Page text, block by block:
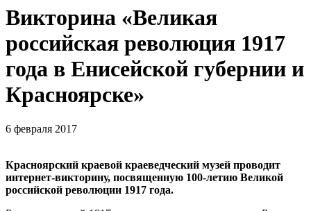
Викторина «Великая
российская революция 1917
года в Енисейской губернии и
Красноярске»
6 февраля 2017
Красноярский краевой краеведческий музей проводит
интернет-викторину, посвященную 100-летию Великой
российской революции 1917 года.